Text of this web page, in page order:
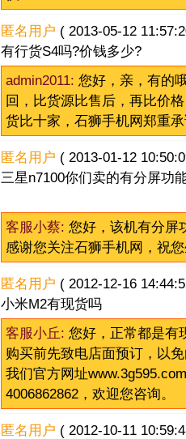
匿名用户 ( 2013-05-12
有行货S4吗?价钱多少?
admin2011: 您好，亲，有的
回，比货源比售后，再比价
货比十家，石狮手机网郑重
匿名用户 ( 2013-01-12
三星n7100你们卖的有分屏功
客服小蔡: 您好，该机有分屏
感谢您关注石狮手机网，祝
匿名用户 ( 2012-12-16
小米M2有现货吗
客服小丘: 您好，正常都是有
购买前先致电店面预订，以
我们官方网址
4006862862，欢迎您咨询。
匿名用户 ( 2012-10-11